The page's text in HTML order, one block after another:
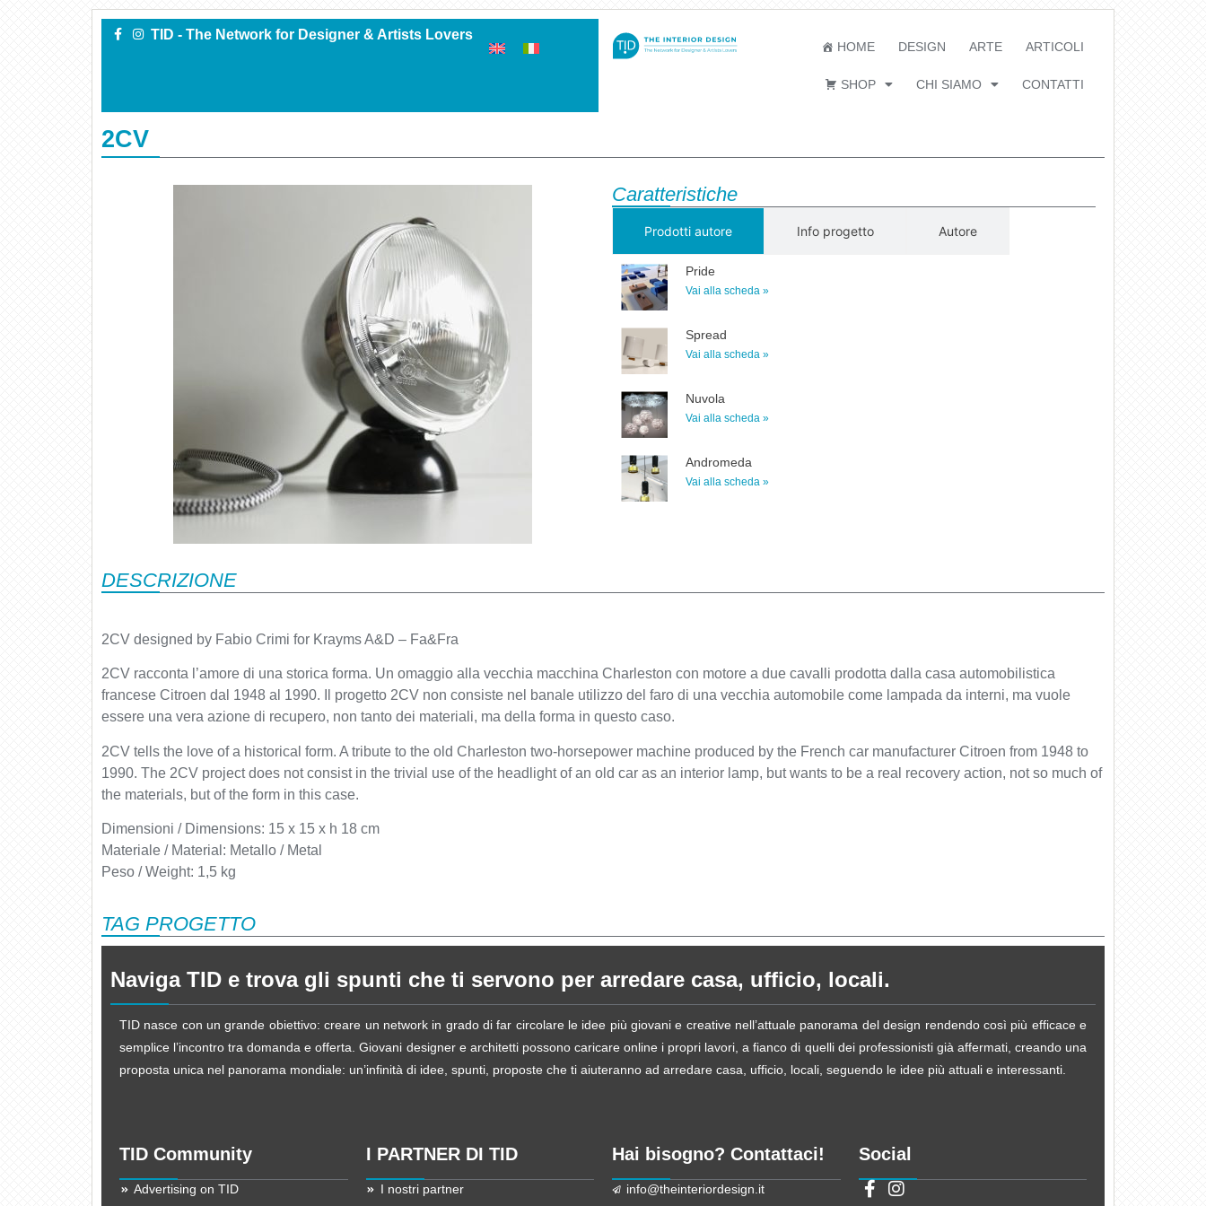
TID - The Network for Designer & Artists Lovers
HOME DESIGN ARTE ARTICOLI
SHOP CHI SIAMO CONTATTI
2CV
Caratteristiche
Prodotti autore Info progetto Autore
Pride
Vai alla scheda »
Spread
Vai alla scheda »
Nuvola
Vai alla scheda »
Andromeda
Vai alla scheda »
DESCRIZIONE
2CV designed by Fabio Crimi for Krayms A&D – Fa&Fra
2CV racconta l’amore di una storica forma. Un omaggio alla vecchia macchina Charleston con motore a due cavalli prodotta dalla casa automobilistica
francese Citroen dal 1948 al 1990. Il progetto 2CV non consiste nel banale utilizzo del faro di una vecchia automobile come lampada da interni, ma vuole
essere una vera azione di recupero, non tanto dei materiali, ma della forma in questo caso.
2CV tells the love of a historical form. A tribute to the old Charleston two-horsepower machine produced by the French car manufacturer Citroen from 1948 to
1990. The 2CV project does not consist in the trivial use of the headlight of an old car as an interior lamp, but wants to be a real recovery action, not so much of
the materials, but of the form in this case.
Dimensioni / Dimensions: 15 x 15 x h 18 cm
Materiale / Material: Metallo / Metal
Peso / Weight: 1,5 kg
TAG PROGETTO
Naviga TID e trova gli spunti che ti servono per arredare casa, ufficio, locali.
TID nasce con un grande obiettivo: creare un network in grado di far circolare le idee più giovani e creative nell’attuale panorama del design rendendo così più efficace e
semplice l’incontro tra domanda e offerta. Giovani designer e architetti possono caricare online i propri lavori, a fianco di quelli dei professionisti già affermati, creando una
proposta unica nel panorama mondiale: un’infinità di idee, spunti, proposte che ti aiuteranno ad arredare casa, ufficio, locali, seguendo le idee più attuali e interessanti.
TID Community
Advertising on TID
I PARTNER DI TID
I nostri partner
Hai bisogno? Contattaci!
info@theinteriordesign.it
Social